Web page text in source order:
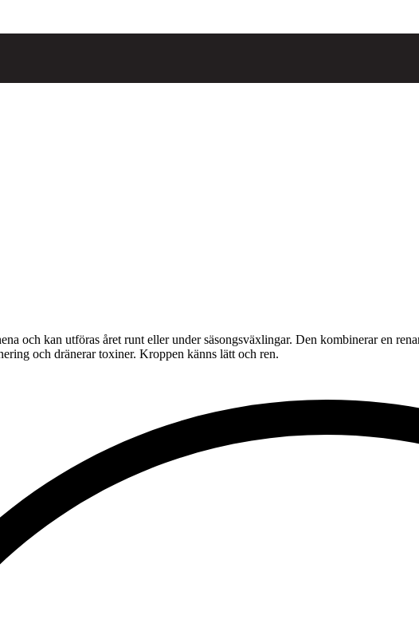
och kan utföras året runt eller under säsongsväxlingar. Den kombinerar en
och dränerar toxiner. Kroppen känns lätt och ren.